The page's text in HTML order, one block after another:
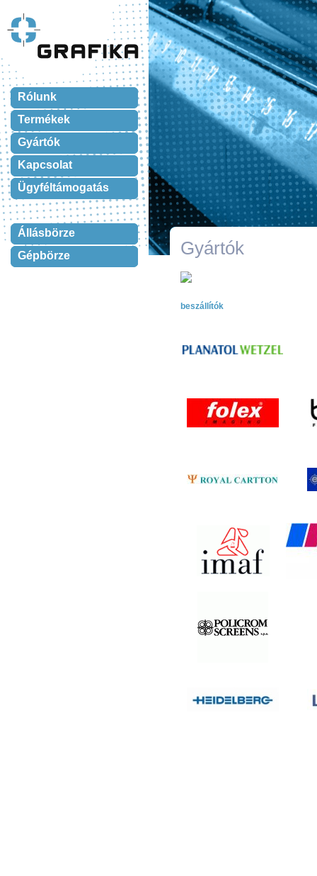
Gyártók
beszállítók
Rólunk
Termékek
Gyártók
Kapcsolat
Ügyféltámogatás
Állásbörze
Gépbörze